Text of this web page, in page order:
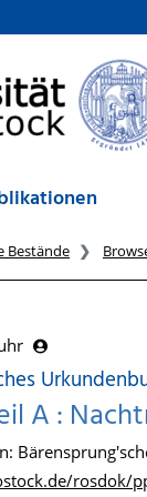
Bestände
A :
rosdok/